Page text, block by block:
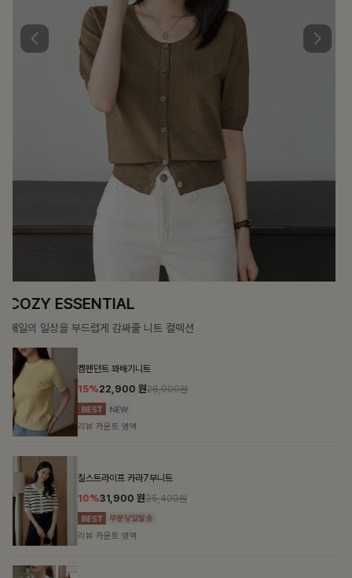
DOUBLE THE JOY
함께할 때 더욱 완벽한, 합리적인 선택으로 채우는 즐거움
필첸체크 스트링블라우스+플레어스커트SET
14%42,900원49,800원
리뷰 카운트 영역
특스트라이프 링클원피스+스트링자켓SET
12%69,900원79,400원
리뷰 카운트 영역